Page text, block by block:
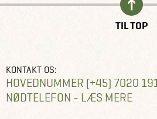
TIL TOP
KONTAKT OS:
HOVEDNUMMER (+45) 7020
NØDTELEFON - LÆS MERE